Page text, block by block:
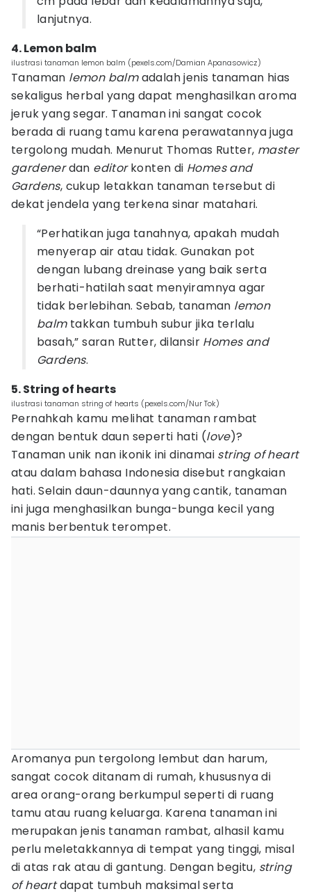
lanjutnya.
4. Lemon balm
ilustrasi tanaman lemon balm (pexels.com/Damian Apanasowicz)
Tanaman lemon balmadalah jenis tanaman hias
sekaligus herbal yang dapat menghasilkan aroma
jeruk yang segar. Tanaman ini sangat cocok
berada di ruang tamu karena perawatannya juga
tergolong mudah. Menurut Thomas Rutter, master
gardenerdan editorkonten di Homes and
Gardens, cukup letakkan tanaman tersebut di
dekat jendela yang terkena sinar matahari.
“Perhatikan juga tanahnya, apakah mudah
menyerap air atau tidak. Gunakan pot
dengan lubang dreinase yang baik serta
berhati-hatilah saat menyiramnya agar
tidak berlebihan. Sebab, tanaman lemon
balmtakkan tumbuh subur jika terlalu
basah,” saran Rutter, dilansir Homes and
Gardens.
5. String of hearts
ilustrasi tanaman string of hearts (pexels.com/Nur Tok)
Pernahkah kamu melihat tanaman rambat
dengan bentuk daun seperti hati (love)?
Tanaman unik nan ikonik ini dinamai string of heart
atau dalam bahasa Indonesia disebut rangkaian
hati. Selain daun-daunnya yang cantik, tanaman
ini juga menghasilkan bunga-bunga kecil yang
manis berbentuk terompet.
Aromanya pun tergolong lembut dan harum,
sangat cocok ditanam di rumah, khususnya di
area orang-orang berkumpul seperti di ruang
tamu atau ruang keluarga. Karena tanaman ini
merupakan jenis tanaman rambat, alhasil kamu
perlu meletakkannya di tempat yang tinggi, misal
di atas rak atau di gantung. Dengan begitu, string
of heartdapat tumbuh maksimal serta